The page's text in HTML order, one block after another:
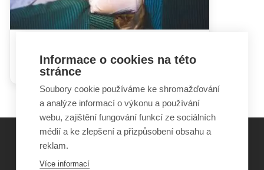
ublížit i prospět
©Obecně prospěšná společnost Sirius
Informace o cookies na této
stránce
Soubory cookie používáme ke shromažďování
a analýze informací o výkonu a používání
webu, zajištění fungování funkcí ze sociálních
médií a ke zlepšení a přizpůsobení obsahu a
reklam.
Více informací